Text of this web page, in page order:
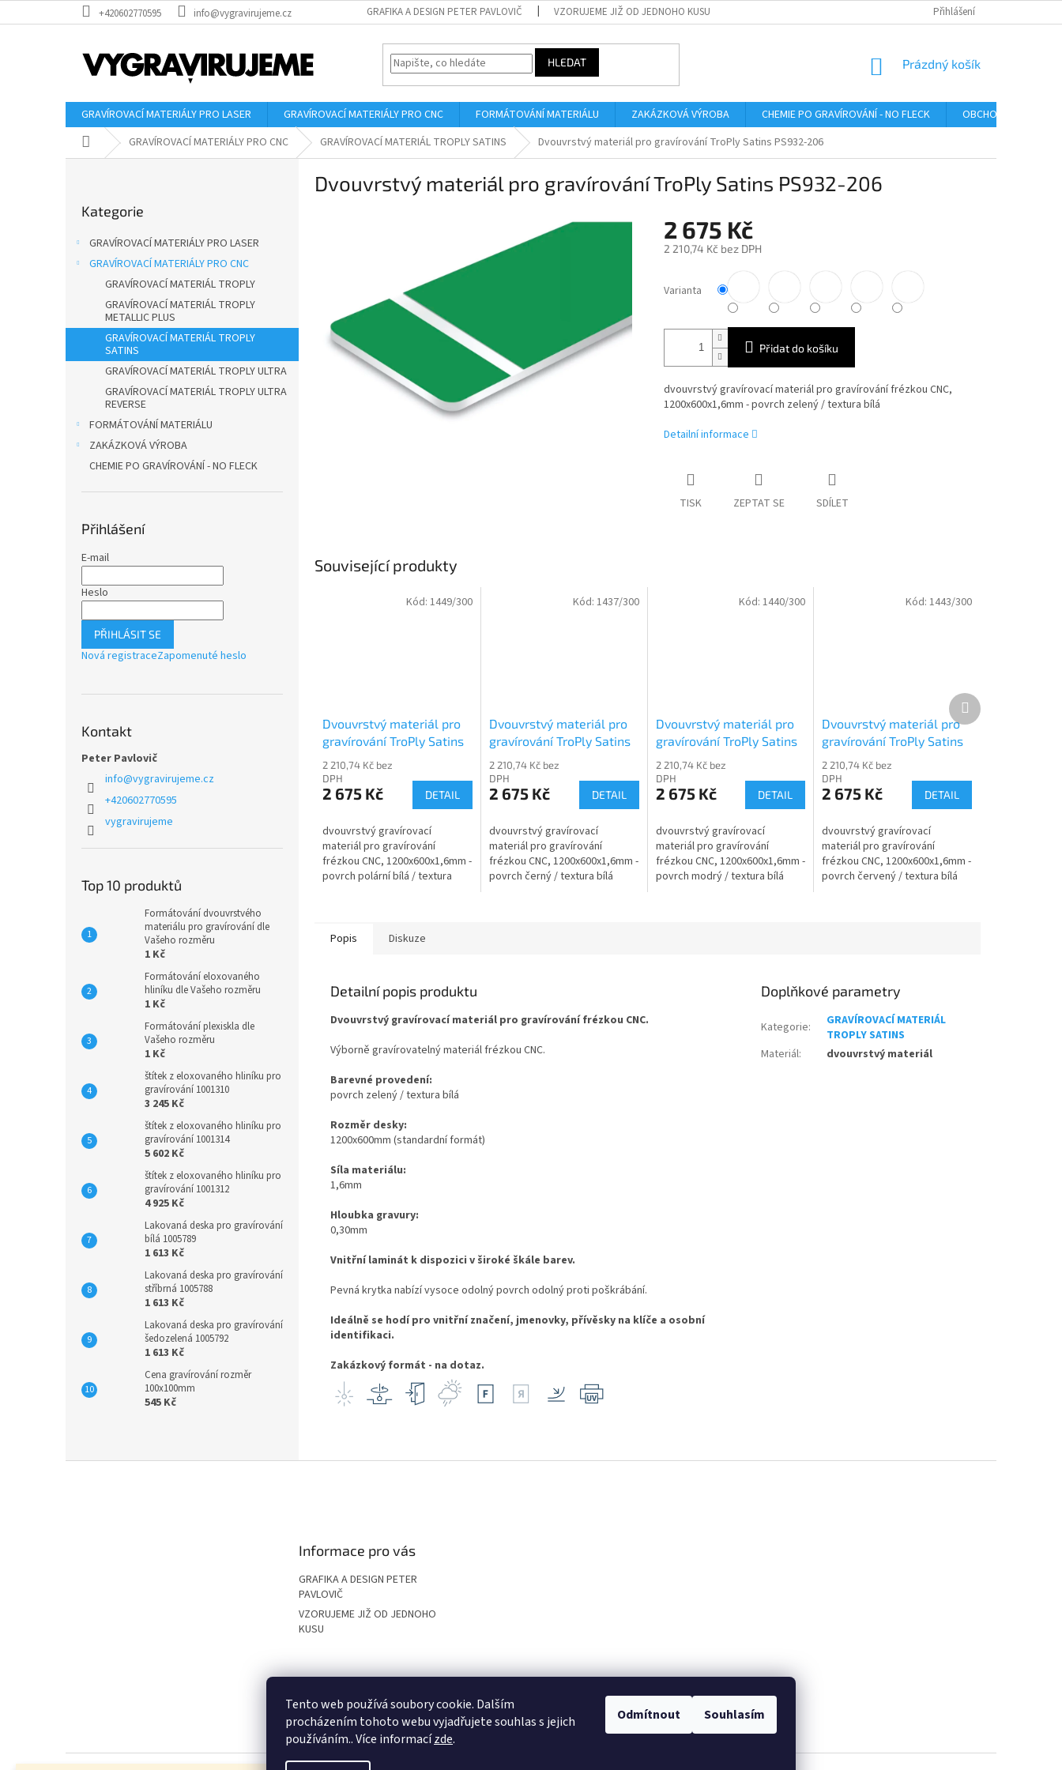
Tento web používá soubory cookie. Dalším
procházením tohoto webu vyjadřujete souhlas s jejich
používáním.. Více informacízde.
Odmítnout Souhlasím
na
+420602770595 info@vygravirujeme.cz GRAFIKA A DESIGN PETER PAVLOVIČ VZORUJEME JIŽ OD JEDNOHO KUSU Přihlášení
HLEDAT
NÁKUPNÍ
Prázdný košík
GRAVÍROVACÍ MATERIÁLY PRO LASER GRAVÍROVACÍ MATERIÁLY PRO CNC FORMÁTOVÁNÍ MATERIÁLU ZAKÁZKOVÁ VÝROBA CHEMIE PO GRAVÍROVÁNÍ - NO FLECK
OBCHODNÍ
Domů GRAVÍROVACÍ MATERIÁLY PRO CNC GRAVÍROVACÍ MATERIÁL TROPLY SATINS Dvouvrstvý materiál pro gravírování TroPly Satins PS932-206
p
n
kategorie
Kategorie
GRAVÍROVACÍ MATERIÁLY PRO LASER
GRAVÍROVACÍ MATERIÁLY PRO CNC
GRAVÍROVACÍ MATERIÁL TROPLY
GRAVÍROVACÍ MATERIÁL TROPLY
METALLIC PLUS
GRAVÍROVACÍ MATERIÁL TROPLY
SATINS
GRAVÍROVACÍ MATERIÁL TROPLY ULTRA
GRAVÍROVACÍ MATERIÁL TROPLY ULTRA
REVERSE
FORMÁTOVÁNÍ MATERIÁLU
ZAKÁZKOVÁ VÝROBA
CHEMIE PO GRAVÍROVÁNÍ - NO FLECK
Přihlášení
E-mail
Heslo
PŘIHLÁSIT SE
Nová registraceZapomenuté heslo
Kontakt
Peter Pavlovič
info@vygravirujeme.cz
+420602770595
vygravirujeme
Top 10 produktů
Formátování dvouvrstvého
materiálu pro gravírování dle
Vašeho rozměru
1 Kč
Formátování eloxovaného
hliníku dle Vašeho rozměru
1 Kč
Formátování plexiskla dle
Vašeho rozměru
1 Kč
štítek z eloxovaného hliníku pro
gravírování 1001310
3 245 Kč
štítek z eloxovaného hliníku pro
gravírování 1001314
5 602 Kč
štítek z eloxovaného hliníku pro
gravírování 1001312
4 925 Kč
Lakovaná deska pro gravírování
bílá 1005789
1 613 Kč
Lakovaná deska pro gravírování
stříbrná 1005788
1 613 Kč
Lakovaná deska pro gravírování
šedozelená 1005792
1 613 Kč
Cena gravírování rozměr
100x100mm
545 Kč
Dvouvrstvý materiál pro gravírování TroPly Satins PS932-206
2 675 Kč
2 210,74 Kč bez DPH
cena:
Varianta
Přidat do košíku
dvouvrstvý gravírovací materiál pro gravírování frézkou CNC,
1200x600x1,6mm - povrch zelený / textura bílá
Detailní informace
TISK ZEPTAT SE SDÍLET
Související produkty
Dvouvrstvý materiál pro
gravírování TroPly Satins
PS234-206
2 210,74 Kč bez
DPH
2 675 Kč DETAIL
dvouvrstvý gravírovací
materiál pro gravírování
frézkou CNC, 1200x600x1,6mm -
povrch polární bílá / textura
Kód: 1449/300
Dvouvrstvý materiál pro
gravírování TroPly Satins
PS402-206
2 210,74 Kč bez
DPH
2 675 Kč DETAIL
dvouvrstvý gravírovací
materiál pro gravírování
frézkou CNC, 1200x600x1,6mm -
povrch černý / textura bílá
Kód: 1437/300
Dvouvrstvý materiál pro
gravírování TroPly Satins
PS512-206
2 210,74 Kč bez
DPH
2 675 Kč DETAIL
dvouvrstvý gravírovací
materiál pro gravírování
frézkou CNC, 1200x600x1,6mm -
povrch modrý / textura bílá
Kód:1440/300
Dvouvrstvý materiál pro
gravírování TroPly Satins
PS602-206
2 210,74 Kč bez
DPH
2 675 Kč DETAIL
dvouvrstvý gravírovací
materiál pro gravírování
frézkou CNC, 1200x600x1,6mm -
povrch červený / textura bílá
Kód: 1443/300
Další
produkt
Popis Diskuze
Detailní popis produktu
Dvouvrstvý gravírovací materiál pro gravírování frézkou CNC.
Výborně gravírovatelný materiál frézkou CNC.
Barevné provedení:
povrch zelený / textura bílá
Rozměr desky:
1200x600mm (standardní formát)
Síla materiálu:
1,6mm
Hloubka gravury:
0,30mm
Vnitřní laminát k dispozici v široké škále barev.
Pevná krytka nabízí vysoce odolný povrch odolný proti poškrábání.
Ideálně se hodí pro vnitřní značení, jmenovky, přívěsky na klíče a osobní
identifikaci.
Zakázkový formát - na dotaz.
Doplňkové parametry
Kategorie:
GRAVÍROVACÍ MATERIÁL
TROPLY SATINS
Materiál: dvouvrstvý materiál
Informace pro vás
GRAFIKA A DESIGN PETER
PAVLOVIČ
VZORUJEME JIŽ OD JEDNOHO
KUSU